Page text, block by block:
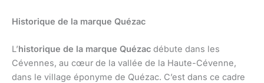
Historique de la marque Quézac
L’historique de la marque Quézac débute dans les
Cévennes, au cœur de la vallée de la Haute-Cévenne,
dans le village éponyme de Quézac. C’est dans ce cadre